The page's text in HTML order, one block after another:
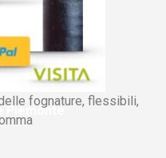
fognature, flessibili,
Piemonte